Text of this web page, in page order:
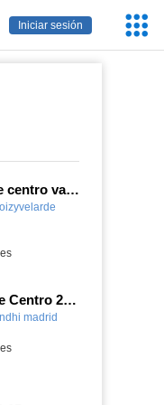
Iniciar sesión
Plan digital de centro valorado curso 24-25
Plan Digital de Centro 24/25
madrid